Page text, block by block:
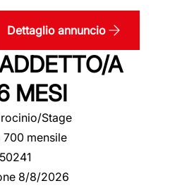
Dettaglio annuncio
A
MESI
Stage
700 mensile
8/8/2026